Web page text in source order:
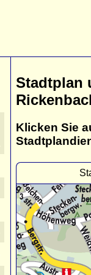
Stadtplan
Klicken Sie